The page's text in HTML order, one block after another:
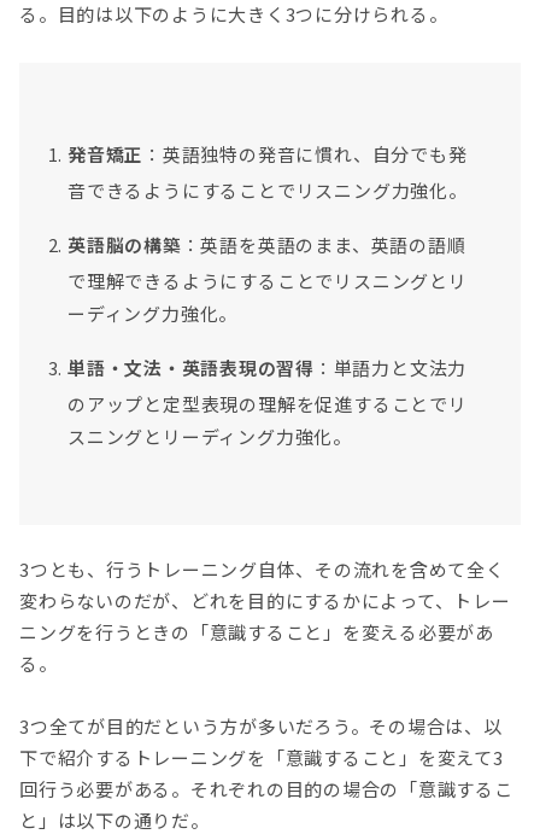
る。目的は以下のように大きく3つに分けられる。
発音矯正 ：英語独特の発音に慣れ、自分でも発
音できるようにすることでリスニング力強化。
英語脳の構築 ：英語を英語のまま、英語の語順
で理解できるようにすることでリスニングとリ
ーディング力強化。
単語・文法・英語表現の習得 ：単語力と文法力
のアップと定型表現の理解を促進することでリ
スニングとリーディング力強化。
3つとも、行うトレーニング自体、その流れを含めて全く
変わらないのだが、どれを目的にするかによって、トレー
ニングを行うときの「意識すること」を変える必要があ
る。
3つ全てが目的だという方が多いだろう。その場合は、以
下で紹介するトレーニングを「意識すること」を変えて3
回行う必要がある。それぞれの目的の場合の「意識するこ
と」は以下の通りだ。